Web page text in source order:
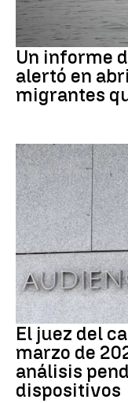
Ceuta
Un informe
alertó en
migrantes
Caso Koldo
El juez del
marzo de
análisis
dispositivos